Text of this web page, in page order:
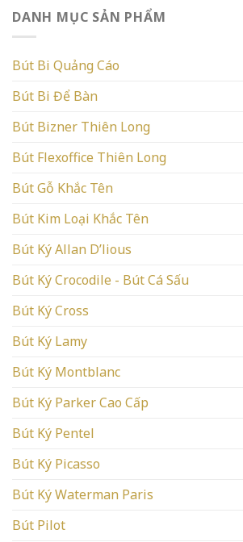
DANH MỤC SẢN PHẨM
Bút Bi Quảng Cáo
Bút Bi Để Bàn
Bút Bizner Thiên Long
Bút Flexoffice Thiên Long
Bút Gỗ Khắc Tên
Bút Kim Loại Khắc Tên
Bút Ký Allan D’lious
Bút Ký Crocodile - Bút Cá Sấu
Bút Ký Cross
Bút Ký Lamy
Bút Ký Montblanc
Bút Ký Parker Cao Cấp
Bút Ký Pentel
Bút Ký Picasso
Bút Ký Waterman Paris
Bút Pilot